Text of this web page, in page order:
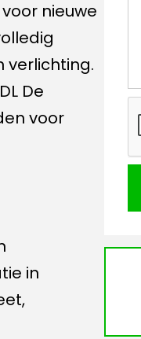
nieuwe
verlichting.
De
voor
in